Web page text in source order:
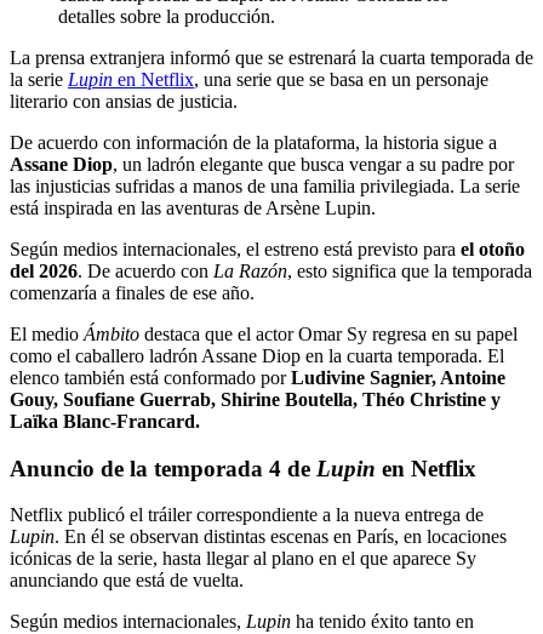
detalles sobre la producción.
La prensa extranjera informó que se estrenará la cuarta temporada de
la serie Lupin en Netflix, una serie que se basa en un personaje
literario con ansias de justicia.
De acuerdo con información de la plataforma, la historia sigue a
Assane Diop, un ladrón elegante que busca vengar a su padre por
las injusticias sufridas a manos de una familia privilegiada. La serie
está inspirada en las aventuras de Arsène Lupin.
Según medios internacionales, el estreno está previsto para el otoño
del 2026. De acuerdo con La Razón, esto significa que la temporada
comenzaría a finales de ese año.
El medio Ámbito destaca que el actor Omar Sy regresa en su papel
como el caballero ladrón Assane Diop en la cuarta temporada. El
elenco también está conformado porLudivine Sagnier, Antoine
Gouy, Soufiane Guerrab, Shirine Boutella, Théo Christine y
Laïka Blanc-Francard.
Anuncio de la temporada 4 de Lupin en Netflix
Netflix publicó el tráiler correspondiente a la nueva entrega de
Lupin. En él se observan distintas escenas en París, en locaciones
icónicas de la serie, hasta llegar al plano en el que aparece Sy
anunciando que está de vuelta.
Según medios internacionales, Lupin ha tenido éxito tanto en